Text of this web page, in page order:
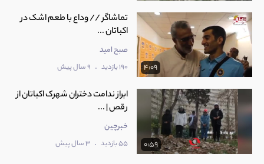
4:09
‫تماشاگر // وداع با طعم اشک در
اکباتان‬‎ ...
صبح امید
190 بازدید . 9 سال پیش
0:59
ابراز ندامت دختران شهرک اکباتان از
رقص | ...
خبرچین
55 بازدید . 3 سال پیش